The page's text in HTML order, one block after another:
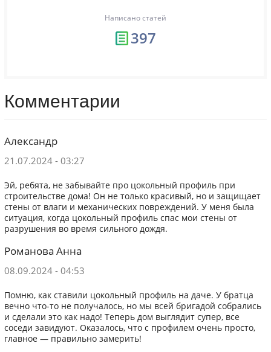
Написано статей
397
Комментарии
Александр
21.07.2024 - 03:27
Эй, ребята, не забывайте про цокольный профиль при
строительстве дома! Он не только красивый, но и защищает
стены от влаги и механических повреждений. У меня была
ситуация, когда цокольный профиль спас мои стены от
разрушения во время сильного дождя.
Романова Анна
08.09.2024 - 04:53
Помню, как ставили цокольный профиль на даче. У братца
вечно что-то не получалось, но мы всей бригадой собрались
и сделали это как надо! Теперь дом выглядит супер, все
соседи завидуют. Оказалось, что с профилем очень просто,
главное — правильно замерить!